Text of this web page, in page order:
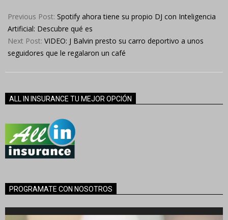
07-
19
Previous Post: Spotify ahora tiene su propio DJ con Inteligencia
Artificial: Descubre qué es
Next Post: VIDEO: J Balvin presto su carro deportivo a unos
seguidores que le regalaron un café
ALL IN INSURANCE TU MEJOR OPCIÓN
PROGRAMATE CON NOSOTROS
Reproductor